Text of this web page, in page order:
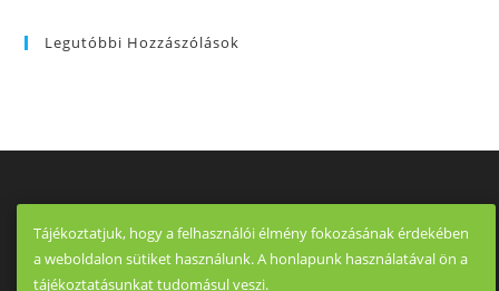
Legutóbbi Hozzászólások
Tájékoztatjuk, hogy a felhasználói élmény fokozásának érdekében
a weboldalon sütiket használunk. A honlapunk használatával ön a
tájékoztatásunkat tudomásul veszi.